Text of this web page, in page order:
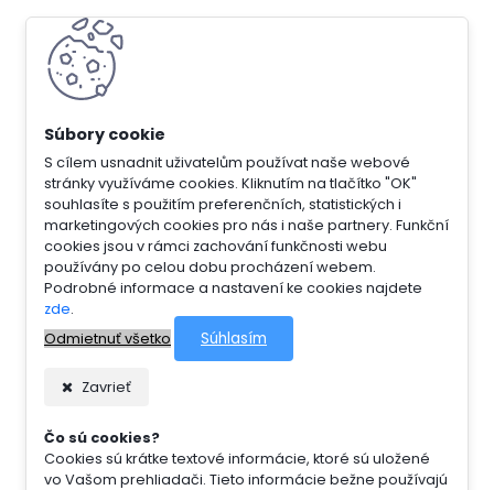
S cílem usnadnit uživatelům používat naše webové
stránky využíváme cookies. Kliknutím na tlačítko "OK"
souhlasíte s použitím preferenčních, statistických i
marketingových cookies pro nás i naše partnery. Funkční
cookies jsou v rámci zachování funkčnosti webu
používány po celou dobu procházení webem.
Podrobné informace a nastavení ke cookies najdete
zde.
Odmietnuť všetko
Súhlasím
Zavrieť
Čo sú cookies?
Cookies sú krátke textové informácie, ktoré sú uložené
vo Vašom prehliadači. Tieto informácie bežne používajú